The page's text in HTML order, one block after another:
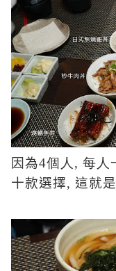
因為4個人, 每人
十款選擇, 這就